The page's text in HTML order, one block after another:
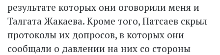
результате которых они оговорили меня и
Талгата Жакаева. Кроме того, Патсаев скрыл
протоколы их допросов, в которых они
сообщали о давлении на них со стороны